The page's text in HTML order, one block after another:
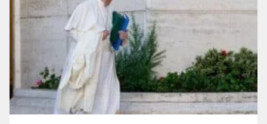
S
É
N
N
E
M
K
É
N
N
V
I
Z
S
G
Á
L
A